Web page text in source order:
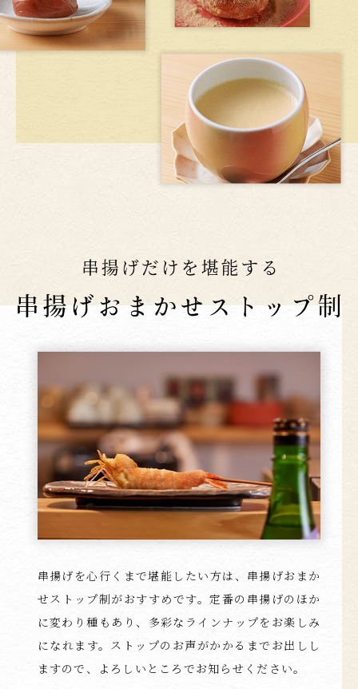
串揚げを心行くまで堪能したい方は、串揚げおまか
せストップ制がおすすめです。定番の串揚げのほか
に変わり種もあり、 多彩なラインナップをお楽しみ
になれます。ストップのお声がかかるまでお出しし
ますので、よろしいところでお知らせください。